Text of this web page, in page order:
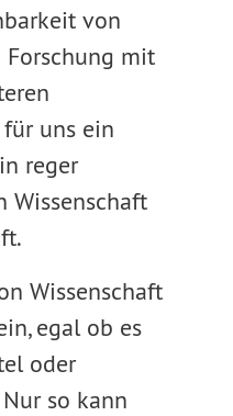
von
Forschung mit
uns ein
reger
Wissenschaft
Wissenschaft
egal ob es
oder
so kann